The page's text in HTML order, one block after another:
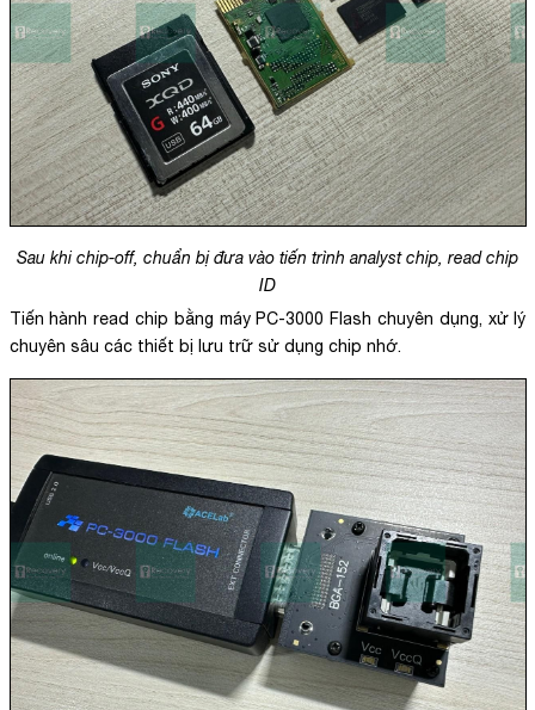
Sau khi chip-off, chuẩn bị đưa vào tiến trình analyst chip, read chip
ID
Tiến hành read chip bằng máy PC-3000 Flash chuyên dụng, xử lý
chuyên sâu các thiết bị lưu trữ sử dụng chip nhớ.